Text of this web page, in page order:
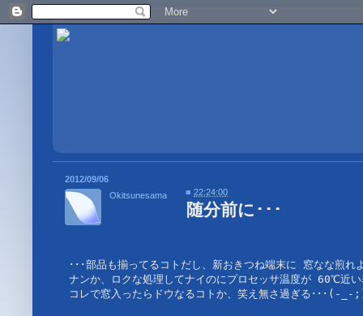
2012/09/06
随分前に･･･
･･･部品も揃ってるコトだし、新おきつね端末に 窓なな煎
ナンか、ロクな処理してナイのにプロセッサ温度が 60℃
コレで窓入ったらドウなるコトか、笑え無さ過ぎる･･･(-_-
Okitsunesama ■22:24:00